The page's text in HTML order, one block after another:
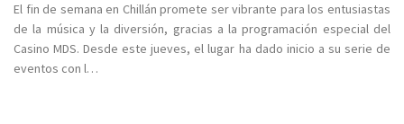
El fin de semana en Chillán promete ser vibrante para los entusiastas
de la música y la diversión, gracias a la programación especial del
Casino MDS. Desde este jueves, el lugar ha dado inicio a su serie de
eventos con l…